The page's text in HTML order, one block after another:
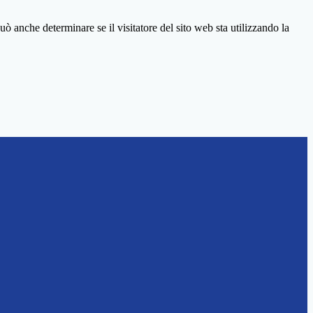
anche determinare se il visitatore del sito web sta utilizzando la